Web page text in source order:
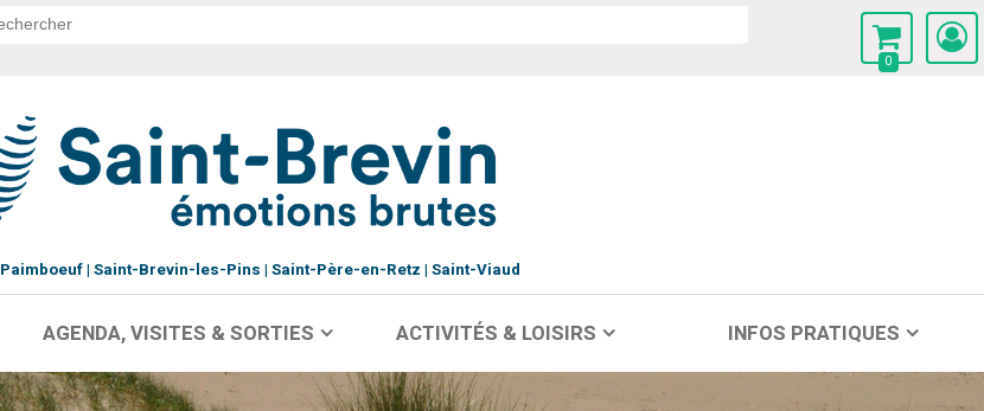
0
Paimboeuf Saint-Brevin-les-Pins Saint-Père-en-Retz Saint-Viaud
AGENDA, VISITES & SORTIES ACTIVITÉS & LOISIRS INFOS PRATIQUES